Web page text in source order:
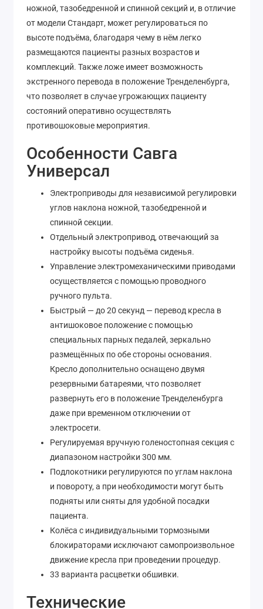
ножной, тазобедренной и спинной секций и, в отличие
от модели Стандарт, может регулироваться по
высоте подъёма, благодаря чему в нём легко
размещаются пациенты разных возрастов и
комплекций. Также ложе имеет возможность
экстренного перевода в положение Тренделенбурга,
что позволяет в случае угрожающих пациенту
состояний оперативно осуществлять
противошоковые мероприятия.
Особенности Савга
Универсал
Электроприводы для независимой регулировки
углов наклона ножной, тазобедренной и
спинной секции.
Отдельный электропривод, отвечающий за
настройку высоты подъёма сиденья.
Управление электромеханическими приводами
осуществляется с помощью проводного
ручного пульта.
Быстрый — до 20 секунд — перевод кресла в
антишоковое положение с помощью
специальных парных педалей, зеркально
размещённых по обе стороны основания.
Кресло дополнительно оснащено двумя
резервными батареями, что позволяет
развернуть его в положение Тренделенбурга
даже при временном отключении от
электросети.
Регулируемая вручную голеностопная секция с
диапазоном настройки 300 мм.
Подлокотники регулируются по углам наклона
и повороту, а при необходимости могут быть
подняты или сняты для удобной посадки
пациента.
Колёса с индивидуальными тормозными
блокираторами исключают самопроизвольное
движение кресла при проведении процедур.
33 варианта расцветки обшивки.
Технические